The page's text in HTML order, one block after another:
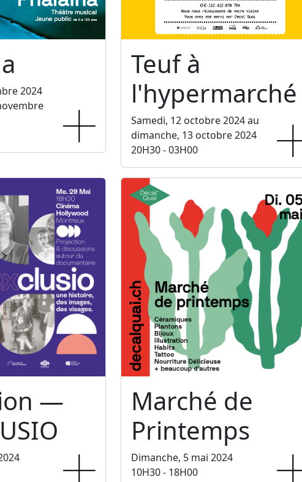
2024
Teuf à
l'hypermarché
Samedi, 12 octobre 2024 au
dimanche, 13 octobre 2024
20H30 - 03H00
—
Marché de
Printemps
Dimanche, 5 mai 2024
10H30 - 18H00